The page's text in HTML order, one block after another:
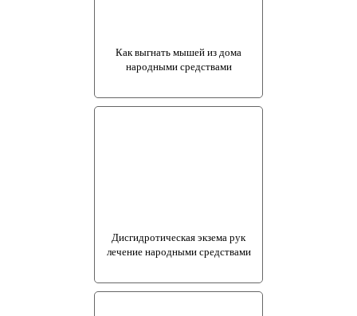
Как выгнать мышей из дома
народными средствами
Дисгидротическая экзема рук
лечение народными средствами